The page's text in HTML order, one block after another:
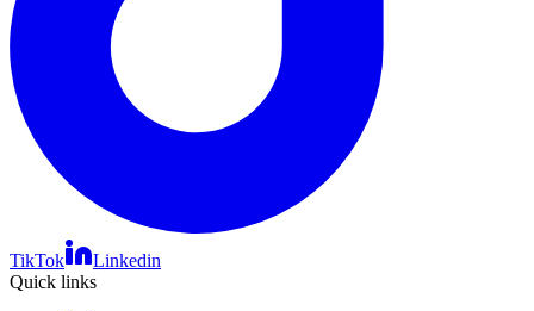
TikTok
Linkedin
Quick links